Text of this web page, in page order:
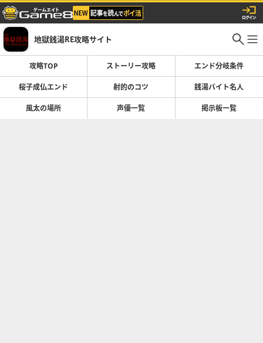
地獄銭湯RE攻略サイト
攻略TOP ストーリー攻略 エンド分岐条件
桜子成仏エンド 射的のコツ 銭湯バイト名人
風太の場所 声優一覧 掲示板一覧